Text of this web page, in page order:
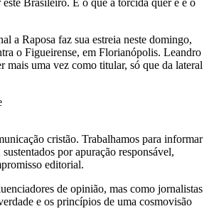
a Raposa faz sua estreia neste domingo,
o Figueirense, em Florianópolis. Leandro
mais uma vez como titular, só que da lateral
cristão. Trabalhamos para informar
por apuração responsável,
editorial.
de opinião, mas como jornalistas
e os princípios de uma cosmovisão